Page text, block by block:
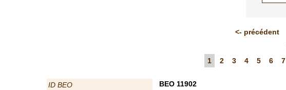
<- précédent
1
2 3 4 5 6 7
ID BEO BEO 11902